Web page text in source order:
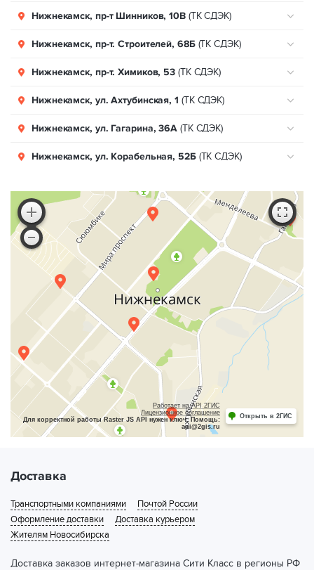
Нижнекамск, пр-т Шинников, 10В(ТК СДЭК)
Нижнекамск, пр-т. Строителей, 68Б(ТК СДЭК)
Нижнекамск, пр-т. Химиков, 53 (ТК СДЭК)
Нижнекамск, ул. Ахтубинская, 1 (ТК СДЭК)
Нижнекамск, ул. Гагарина, 36А (ТК СДЭК)
Нижнекамск, ул. Корабельная, 52Б(ТК СДЭК)
Работает на API 2ГИС
Лицензионное соглашение
Для корректной работы Raster JS API нужен ключ. Помощь:
api@2gis.ru
Открыть в 2ГИС
Доставка
Транспортными компаниями
Почтой России
Оформление доставки
Доставка курьером
Жителям Новосибирска
Доставка заказов интернет-магазина Сити Класс в регионы РФ